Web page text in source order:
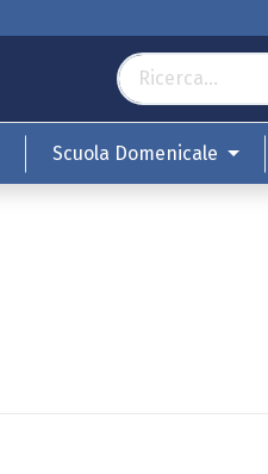
Scuola Domenicale